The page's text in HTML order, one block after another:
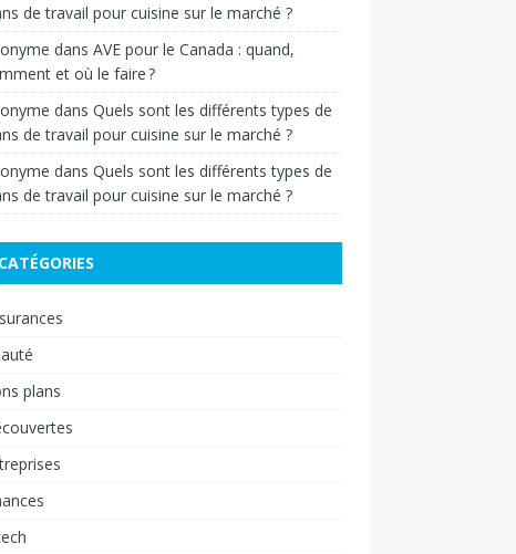
de travail pour cuisine sur le marché ?
dans AVE pour le Canada : quand,
et où le faire ?
dans Quels sont les différents types de
de travail pour cuisine sur le marché ?
dans Quels sont les différents types de
de travail pour cuisine sur le marché ?
CATÉGORIES
plans